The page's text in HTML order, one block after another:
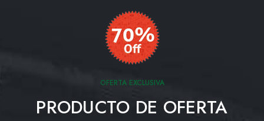
OFERTA EXCLUSIVA
PRODUCTO DE OFERTA